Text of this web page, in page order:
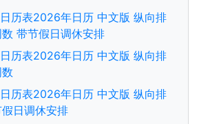
历表2026年日历 中文版 纵向排
带节假日调休安排
历表2026年日历 中文版 纵向排
历表2026年日历 中文版 纵向排
日调休安排